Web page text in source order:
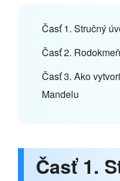
Časť 1. Stručný
Časť 2.
Časť 3. Ako
Mandelu
Časť 1.